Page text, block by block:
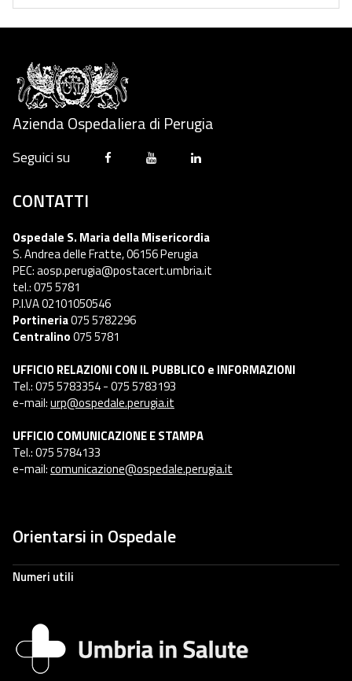
Azienda Ospedaliera di Perugia
Seguici su
CONTATTI
Ospedale S. Maria della Misericordia
S. Andrea delle Fratte, 06156 Perugia
PEC: aosp.perugia@postacert.umbria.it
tel.: 075 5781
P.I.VA 02101050546
Portineria075 5782296
Centralino075 5781
UFFICIO RELAZIONI CON IL PUBBLICO e INFORMAZIONI
Tel.: 075 5783354 - 075 5783193
e-mail:urp@ospedale.perugia.it
UFFICIO COMUNICAZIONE E STAMPA
Tel.: 075 5784133
e-mail:comunicazione@ospedale.perugia.it
Orientarsi in Ospedale
Numeri utili